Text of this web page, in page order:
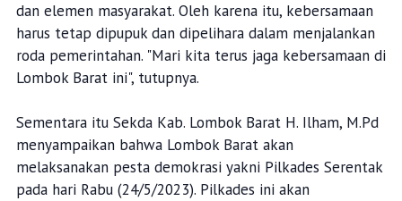
dan elemen masyarakat. Oleh karena itu, kebersamaan
harus tetap dipupuk dan dipelihara dalam menjalankan
roda pemerintahan. "Mari kita terus jaga kebersamaan di
Lombok Barat ini", tutupnya.
Sementara itu Sekda Kab. Lombok Barat H. Ilham, M.Pd
menyampaikan bahwa Lombok Barat akan
melaksanakan pesta demokrasi yakni Pilkades Serentak
pada hari Rabu (24/5/2023). Pilkades ini akan